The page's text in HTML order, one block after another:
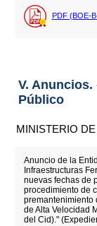
PDF (BOE-
V.
Público
MINISTERIO
Anuncio de la
Infraestructuras
nuevas fechas de
procedimiento de
premantenimiento
de Alta Velocidad
del Cid)."